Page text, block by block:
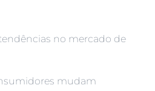
no mercado de
mudam